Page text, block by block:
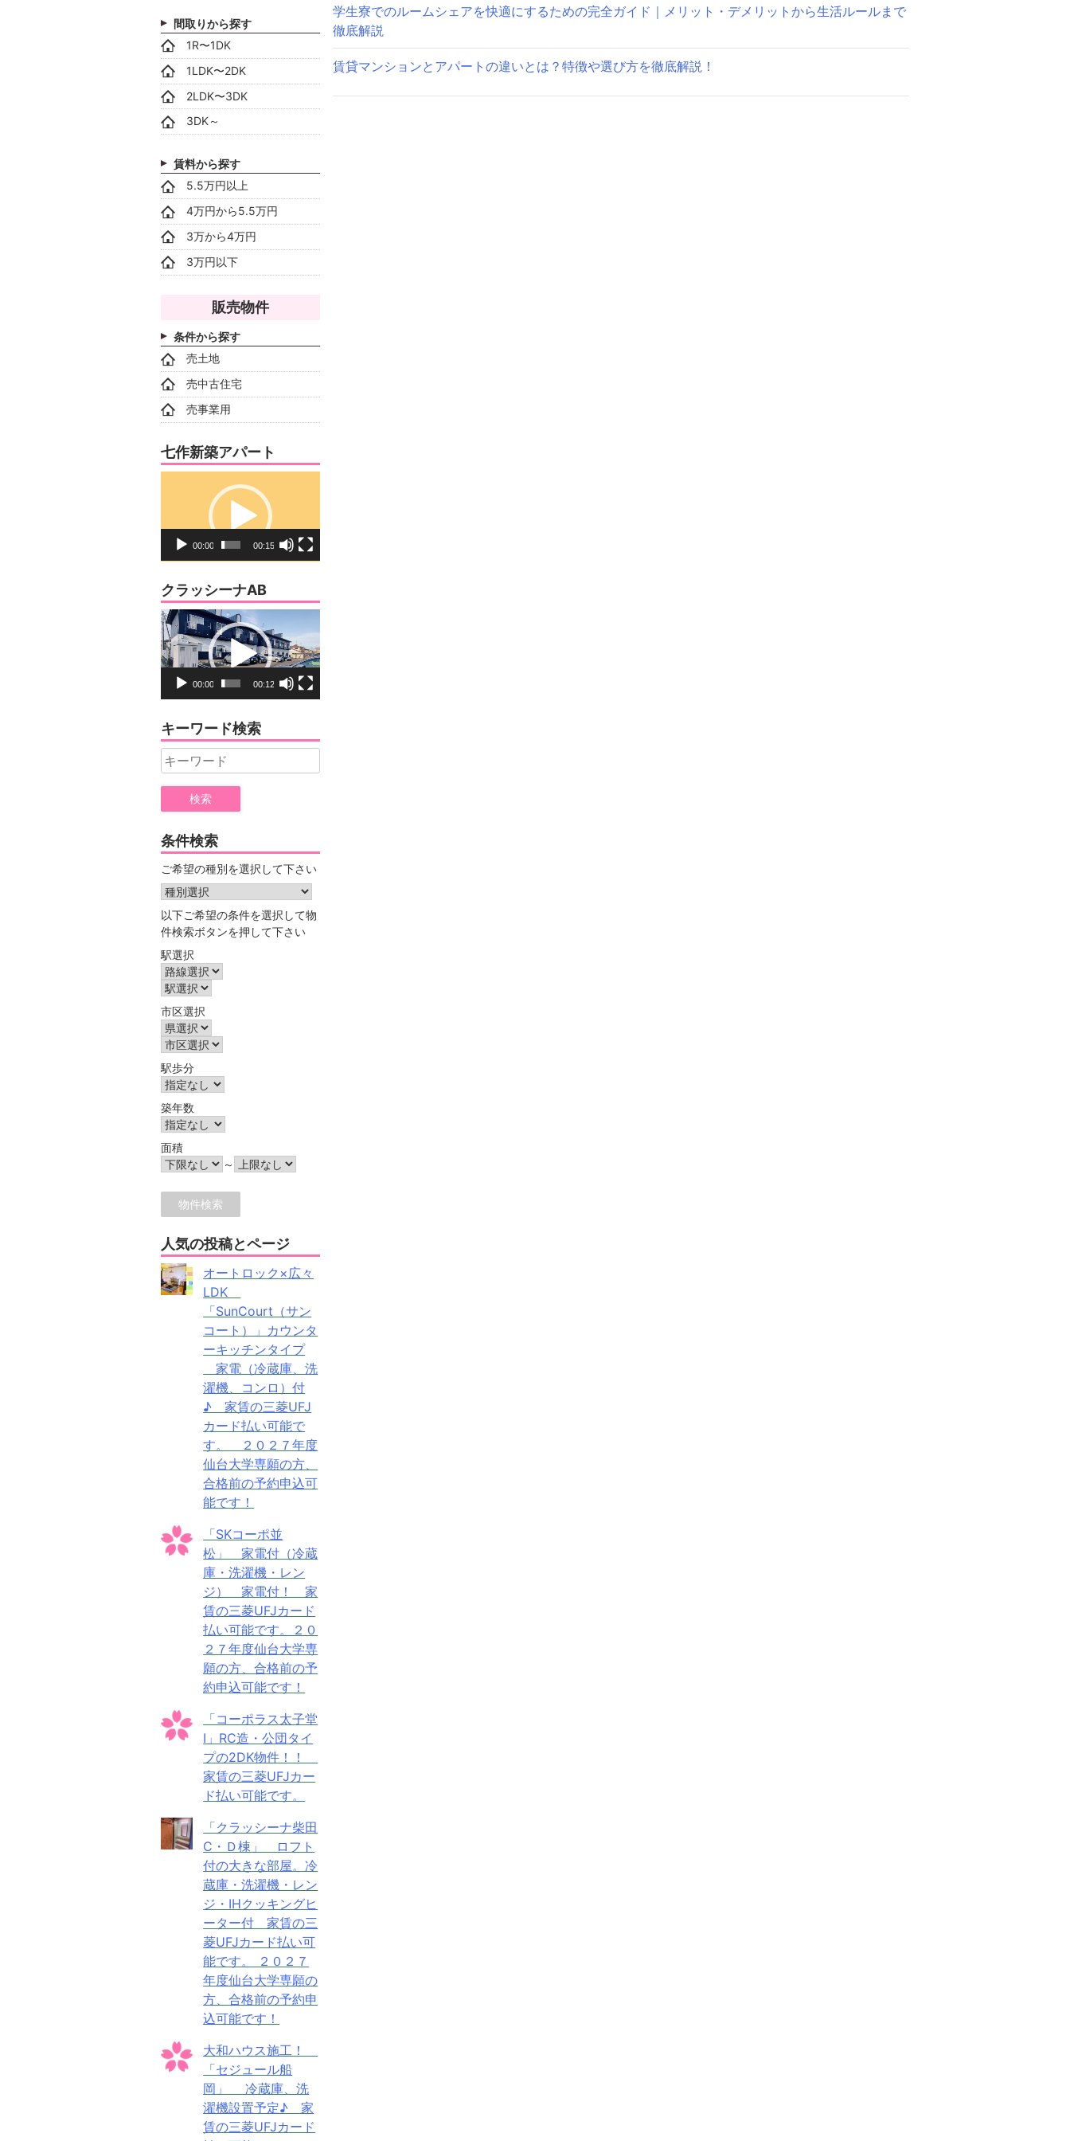
学生寮でのルームシェアを快適にするための完全ガイド｜メリット・デメリットから生活ルールまで
徹底解説
賃貸マンションとアパートの違いとは？特徴や選び方を徹底解説！
間取りから探す
1R〜1DK
1LDK〜2DK
2LDK〜3DK
3DK～
賃料から探す
5.5万円以上
4万円から5.5万円
3万から4万円
3万円以下
販売物件
条件から探す
売土地
売中古住宅
売事業用
七作新築アパート
ー
00:00 00:15
クラッシーナAB
動
画
プ
ー
00:00 00:12
キーワード検索
Search
for:
条件検索
ご希望の種別を選択して下さい
以下ご希望の条件を選択して物
件検索ボタンを押して下さい
駅選択
市区選択
駅歩分
築年数
面積
～
人気の投稿とページ
オートロック×広々
LDK
「SunCourt（サン
コート）」カウンタ
ーキッチンタイプ
家電（冷蔵庫、洗
濯機、コンロ）付
♪ 家賃の三菱UFJ
カード払い可能で
す。 ２０２７年度
仙台大学専願の方、
合格前の予約申込可
能です！
「SKコーポ並
松」 家電付（冷蔵
庫・洗濯機・レン
ジ） 家電付！ 家
賃の三菱UFJカード
払い可能です。２０
２７年度仙台大学専
願の方、合格前の予
約申込可能です！
「コーポラス太子堂
Ⅰ」RC造・公団タイ
プの2DK物件！！
家賃の三菱UFJカー
ド払い可能です。
「クラッシーナ柴田
C・Ｄ棟」 ロフト
付の大きな部屋。冷
蔵庫・洗濯機・レン
ジ・IHクッキングヒ
ーター付 家賃の三
菱UFJカード払い可
能です。 ２０２７
年度仙台大学専願の
方、合格前の予約申
込可能です！
大和ハウス施工！
「セジュール船
岡」 冷蔵庫、洗
濯機設置予定♪ 家
賃の三菱UFJカード